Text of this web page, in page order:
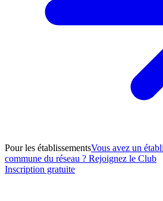
Pour les établissementsVous avez un
commune du réseau ? Rejoignez le Club
Inscription gratuite